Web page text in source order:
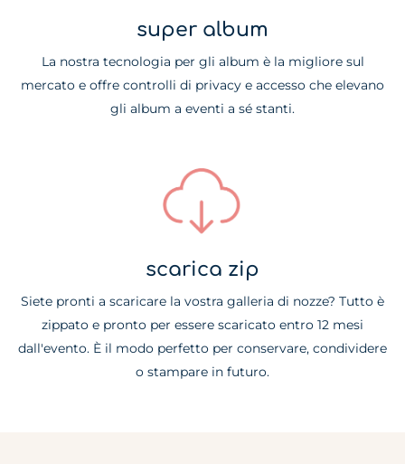
super album
La nostra tecnologia per gli album è la migliore sul
mercato e offre controlli di privacy e accesso che elevano
gli album a eventi a sé stanti.
scarica zip
Siete pronti a scaricare la vostra galleria di nozze? Tutto è
zippato e pronto per essere scaricato entro 12 mesi
dall'evento. È il modo perfetto per conservare, condividere
o stampare in futuro.